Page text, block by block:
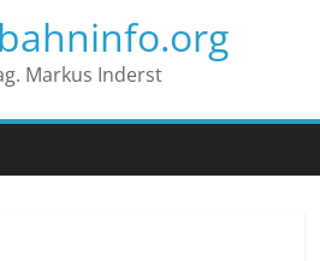
Markus Inderst